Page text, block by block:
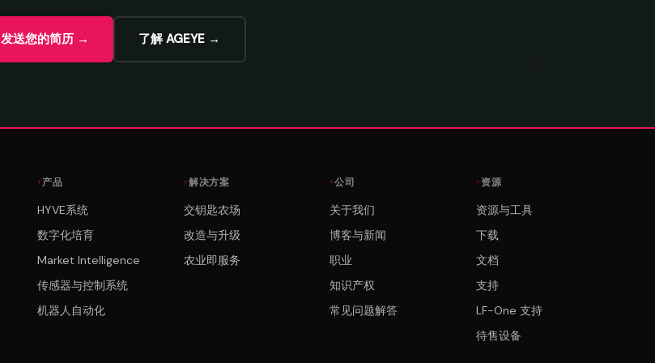
发送您的简历 → 了解 AGEYE →
产品
HYVE系统
数字化培育
Market Intelligence
传感器与控制系统
机器人自动化
解决方案
交钥匙农场
改造与升级
农业即服务
公司
关于我们
博客与新闻
职业
知识产权
常见问题解答
资源
资源与工具
下载
文档
支持
LF-One 支持
待售设备